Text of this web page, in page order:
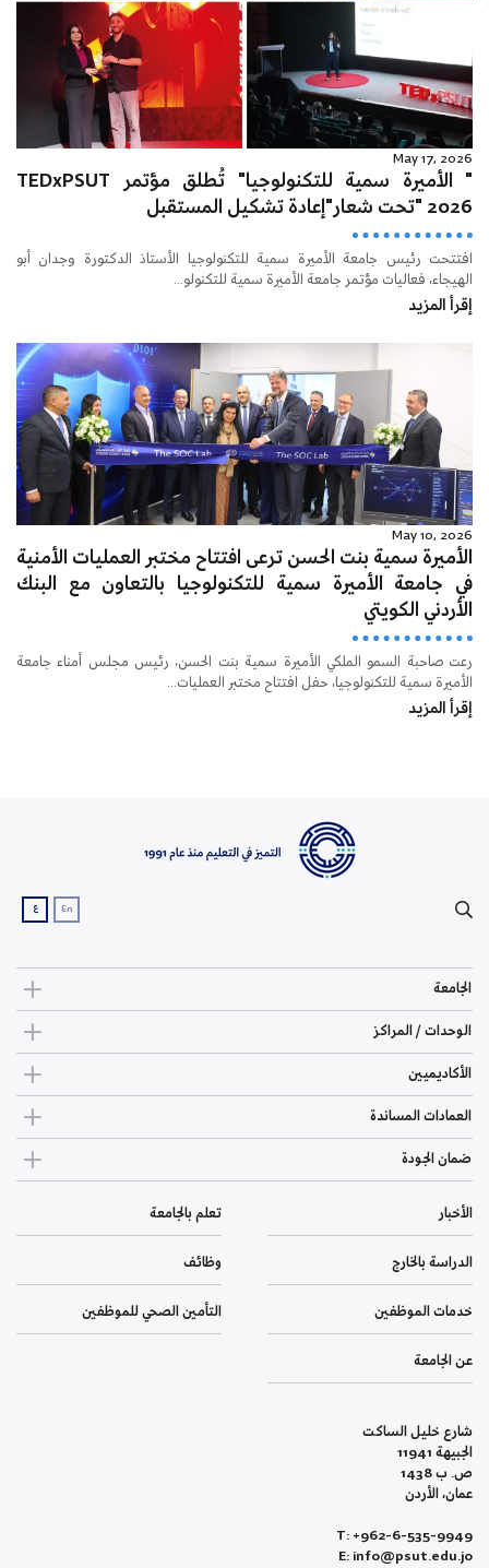
May 17, 2026
" الأميرة سمية للتكنولوجيا" تُطلق مؤتمر TEDxPSUT
2026 "تحت شعار"إعادة تشكيل المستقبل
افتتحت رئيس جامعة الأميرة سمية للتكنولوجيا الأستاذ الدكتورة وجدان أبو
الهيجاء، فعاليات مؤتمر جامعة الأميرة سمية للتكنولو...
إقرأ المزيد
May 10, 2026
الأميرة سمية بنت الحسن ترعى افتتاح مختبر العمليات الأمنية
في جامعة الأميرة سمية للتكنولوجيا بالتعاون مع البنك
الأردني الكويتي
رعت صاحبة السمو الملكي الأميرة سمية بنت الحسن، رئيس مجلس أمناء جامعة
الأميرة سمية للتكنولوجيا، حفل افتتاح مختبر العمليات...
إقرأ المزيد
En ع
الجامعة
الوحدات / المراكز
الأكاديميين
العمادات المساندة
ضمان الجودة
الأخبار تعلم بالجامعة
الدراسة بالخارج وظائف
خدمات الموظفين التأمين الصحي للموظفين
عن الجامعة
شارع خليل الساكت
الجبيهة 11941
ص. ب 1438
عمان، الأردن
T: +962-6-535-9949
E: info@psut.edu.jo